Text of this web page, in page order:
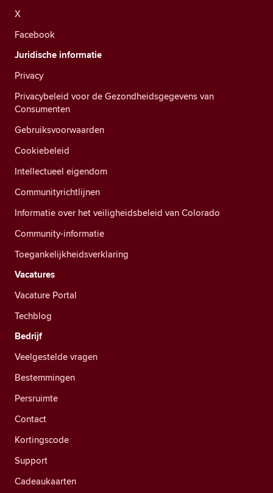
X
Facebook
Juridische informatie
Privacy
Privacybeleid voor de Gezondheidsgegevens van
Consumenten
Gebruiksvoorwaarden
Cookiebeleid
Intellectueel eigendom
Communityrichtlijnen
Informatie over het veiligheidsbeleid van Colorado
Community-informatie
Toegankelijkheidsverklaring
Vacatures
Vacature Portal
Techblog
Bedrijf
Veelgestelde vragen
Bestemmingen
Persruimte
Contact
Kortingscode
Support
Cadeaukaarten